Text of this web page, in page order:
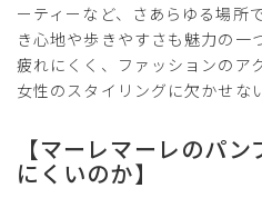
ーティーなど、さあらゆる場所
き心地や歩きやすさも魅力の一
疲れにくく、ファッションのア
女性のスタイリングに欠かせな
【マーレマーレのパ
にくいのか】